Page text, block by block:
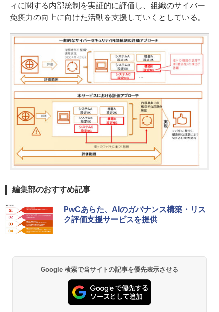
ィに関する内部統制を実証的に評価し、組織のサイバー
免疫力の向上に向けた活動を支援していくとしている。
編集部のおすすめ記事
PwCあらた、AIのガバナンス構築・リス
ク評価支援サービスを提供
Google 検索で当サイトの記事を優先表示させる